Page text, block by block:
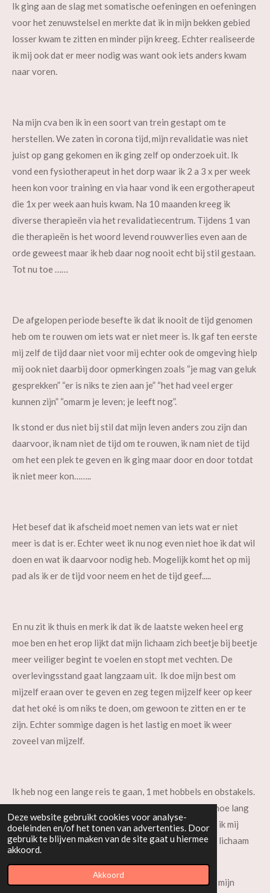
Deze website gebruikt cookies voor analyse-
doeleinden en/of het tonen van advertenties. Door
gebruik te blijven maken van de site gaat u hiermee
akkoord.
Akkoord
Ik ging aan de slag met somatische oefeningen en oefeningen
voor het zenuwstelsel en merkte dat ik in mijn bekken gebied
losser kwam te zitten en minder pijn kreeg. Echter realiseerde
ik mij ook dat er meer nodig was want ook iets anders kwam
naar voren.
Na mijn cva ben ik in een soort van trein gestapt om te
herstellen. We zaten in corona tijd, mijn revalidatie was niet
juist op gang gekomen en ik ging zelf op onderzoek uit. Ik
vond een fysiotherapeut in het dorp waar ik 2 a 3 x per week
heen kon voor training en via haar vond ik een ergotherapeut
die 1x per week aan huis kwam. Na 10 maanden kreeg ik
diverse therapieën via het revalidatiecentrum. Tijdens 1 van
die therapieën is het woord levend rouwverlies even aan de
orde geweest maar ik heb daar nog nooit echt bij stil gestaan.
Tot nu toe ……
De afgelopen periode besefte ik dat ik nooit de tijd genomen
heb om te rouwen om iets wat er niet meer is. Ik gaf ten eerste
mij zelf de tijd daar niet voor mij echter ook de omgeving hielp
mij ook niet daarbij door opmerkingen zoals “je mag van geluk
gesprekken” “er is niks te zien aan je” “het had veel erger
kunnen zijn” “omarm je leven; je leeft nog”.
Ik stond er dus niet bij stil dat mijn leven anders zou zijn dan
daarvoor, ik nam niet de tijd om te rouwen, ik nam niet de tijd
om het een plek te geven en ik ging maar door en door totdat
ik niet meer kon……..
Het besef dat ik afscheid moet nemen van iets wat er niet
meer is dat is er. Echter weet ik nu nog even niet hoe ik dat wil
doen en wat ik daarvoor nodig heb. Mogelijk komt het op mij
pad als ik er de tijd voor neem en het de tijd geef.....
En nu zit ik thuis en merk ik dat ik de laatste weken heel erg
moe ben en het erop lijkt dat mijn lichaam zich beetje bij beetje
meer veiliger begint te voelen en stopt met vechten. De
overlevingsstand gaat langzaam uit. Ik doe mijn best om
mijzelf eraan over te geven en zeg tegen mijzelf keer op keer
dat het oké is om niks te doen, om gewoon te zitten en er te
zijn. Echter sommige dagen is het lastig en moet ik weer
zoveel van mijzelf.
Ik heb nog een lange reis te gaan, 1 met hobbels en obstakels.
Geen idee waar de reis mij brengen gaat, geen idee hoe lang
mijn reis duren gaat. Voor nu is dat oké en kan en wil ik mij
focussen op het hier en nu. Wil ik luisteren naar mijn lichaam
Ik wil reizen op mijn voorwaarden naar een leven op mijn